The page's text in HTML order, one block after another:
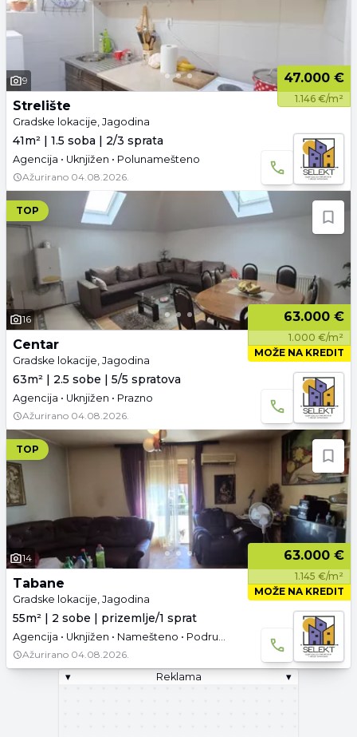
9 47.000 €
1.146 €/m²
Strelište
Gradske lokacije, Jagodina
41m² | 1.5 soba | 2/3 sprata
Agencija • Uknjižen • Polunamešteno
Ažurirano 04.08.2026.
TOP
16 63.000 €
1.000 €/m²
MOŽE NA KREDIT
Centar
Gradske lokacije, Jagodina
63m² | 2.5 sobe | 5/5 spratova
Agencija • Uknjižen • Prazno
Ažurirano 04.08.2026.
TOP
14 63.000 €
1.145 €/m²
MOŽE NA KREDIT
Tabane
Gradske lokacije, Jagodina
55m² | 2 sobe | prizemlje/1 sprat
Agencija • Uknjižen • Namešteno • Podrum • Garaža i parking
Ažurirano 04.08.2026.
▾
Reklama ▾